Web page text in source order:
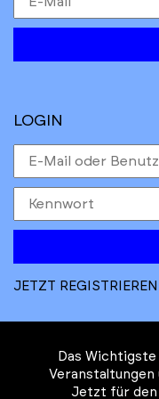
LOGIN
JETZT REGISTRIEREN
Das
Jetzt für